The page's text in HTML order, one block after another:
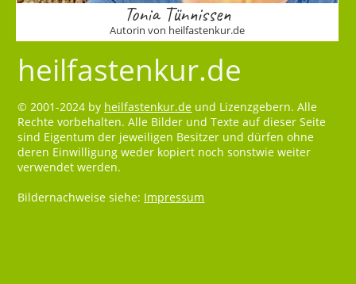
Tonia Tünnissen
Autorin von heilfastenkur.de
heilfastenkur.de
© 2001-2024 by heilfastenkur.de und Lizenzgebern. Alle
Rechte vorbehalten. Alle Bilder und Texte auf dieser Seite
sind Eigentum der jeweiligen Besitzer und dürfen ohne
deren Einwilligung weder kopiert noch sonstwie weiter
verwendet werden.
Bildernachweise siehe: Impressum